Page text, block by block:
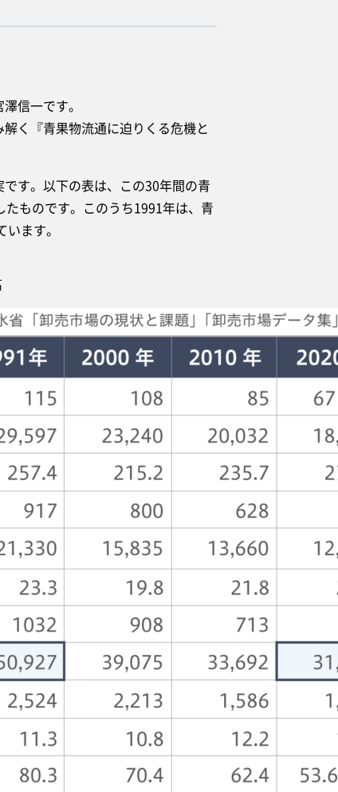
信一です。
く『青果物流通に迫りくる危機と
す。以下の表は、この30年間の青
ものです。このうち1991年は、青
ます。